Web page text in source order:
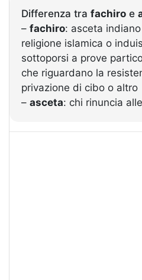
Differenza tra fachiro e
– fachiro: asceta
religione islamica o
sottoporsi a prove
che riguardano la
privazione di cibo o altro
– asceta: chi rinuncia